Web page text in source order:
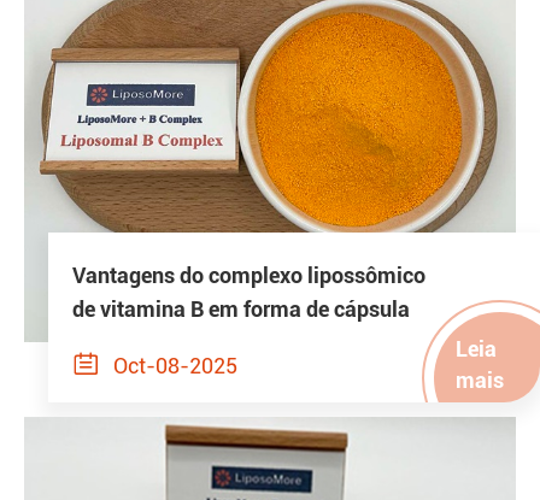
Vantagens do complexo lipossômico
de vitamina B em forma de cápsula
 Oct-08-2025
Leia
mais